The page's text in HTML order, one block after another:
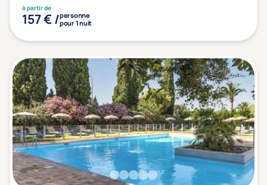
à partir de
157 € /personne
pour 1 nuit